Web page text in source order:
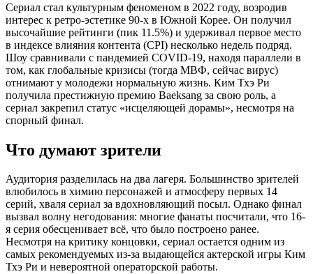
Сериал стал культурным феноменом в 2022 году, возродив
интерес к ретро-эстетике 90-х в Южной Корее. Он получил
высочайшие рейтинги (пик 11.5%) и удерживал первое место
в индексе влияния контента (CPI) несколько недель подряд.
Шоу сравнивали с пандемией COVID-19, находя параллели в
том, как глобальные кризисы (тогда МВФ, сейчас вирус)
отнимают у молодежи нормальную жизнь. Ким Тхэ Ри
получила престижную премию Baeksang за свою роль, а
сериал закрепил статус «исцеляющей дорамы», несмотря на
спорный финал.
Что думают зрители
Аудитория разделилась на два лагеря. Большинство зрителей
влюбилось в химию персонажей и атмосферу первых 14
серий, хваля сериал за вдохновляющий посыл. Однако финал
вызвал волну негодования: многие фанаты посчитали, что 16-
я серия обесценивает всё, что было построено ранее.
Несмотря на критику концовки, сериал остается одним из
самых рекомендуемых из-за выдающейся актерской игры Ким
Тхэ Ри и невероятной операторской работы.